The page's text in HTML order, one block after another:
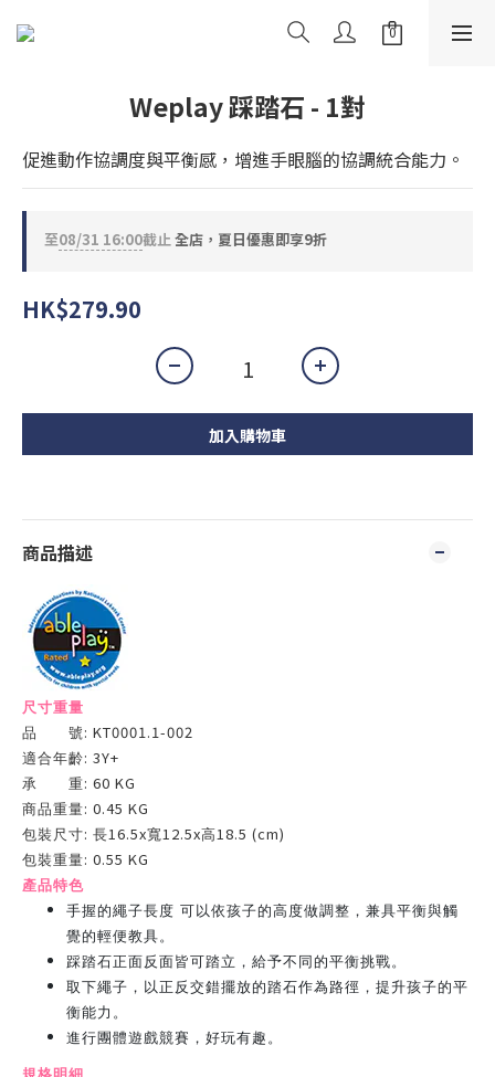
Weplay 踩踏石 - 1對
促進動作協調度與平衡感，增進手眼腦的協調統合能力。
至08/31 16:00截止全店，夏日優惠即享9折
HK$279.90
加入購物車
商品描述
尺寸重量
品 號: KT0001.1-002
適合年齡: 3Y+
承 重: 60 KG
商品重量: 0.45 KG
包裝尺寸: 長16.5x寬12.5x高18.5 (cm)
包裝重量: 0.55 KG
產品特色
手握的繩子長度 可以依孩子的高度做調整，兼具平衡與觸
覺的輕便教具。
踩踏石正面反面皆可踏立，給予不同的平衡挑戰。
取下繩子，以正反交錯擺放的踏石作為路徑，提升孩子的平
衡能力。
進行團體遊戲競賽，好玩有趣。